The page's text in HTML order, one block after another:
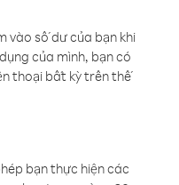
vào số dư của bạn khi
của mình, bạn có
thoại bất kỳ trên thế
bạn thực hiện các